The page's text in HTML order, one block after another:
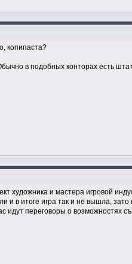
копипаста?
в подобных конторах есть
художника и мастера игровой
и в итоге игра так и не вышла,
идут переговоры о возможностях